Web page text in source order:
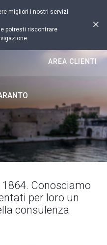
migliori i nostri servizi
potresti riscontrare
AREA CLIENTI
1864. Conosciamo
per loro un
consulenza